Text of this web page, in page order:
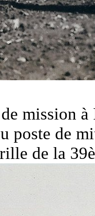
mission
poste de
de la